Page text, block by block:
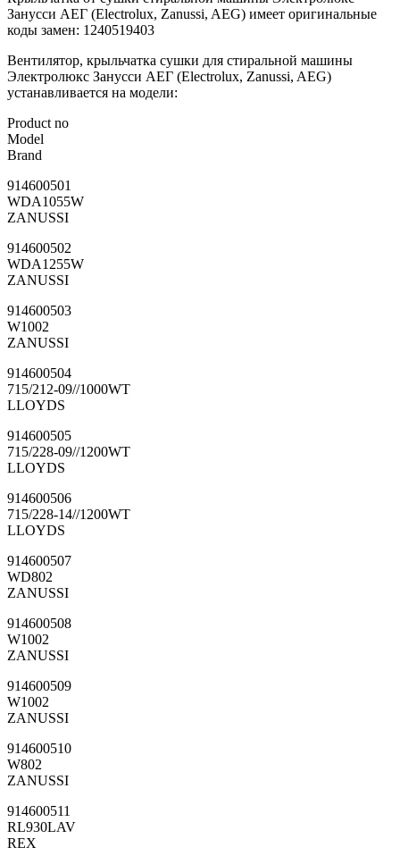
Занусси АЕГ (Electrolux, Zanussi, AEG) имеет оригинальные
коды замен: 1240519403
Вентилятор, крыльчатка сушки для стиральной машины
Электролюкс Занусси АЕГ (Electrolux, Zanussi, AEG)
устанавливается на модели:
Product no
Model
Brand
914600501
WDA1055W
ZANUSSI
914600502
WDA1255W
ZANUSSI
914600503
W1002
ZANUSSI
914600504
715/212-09//1000WT
LLOYDS
914600505
715/228-09//1200WT
LLOYDS
914600506
715/228-14//1200WT
LLOYDS
914600507
WD802
ZANUSSI
914600508
W1002
ZANUSSI
914600509
W1002
ZANUSSI
914600510
W802
ZANUSSI
914600511
RL930LAV
REX